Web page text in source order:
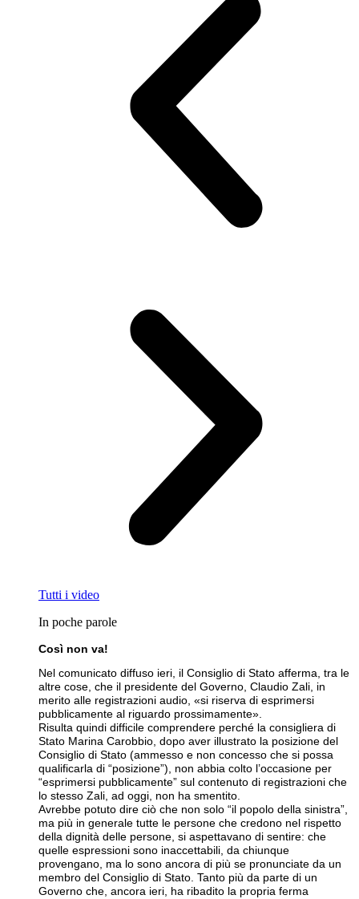
Tutti i video
In poche parole
Così non va!
Nel comunicato diffuso ieri, il Consiglio di Stato afferma, tra le
altre cose, che il presidente del Governo, Claudio Zali, in
merito alle registrazioni audio, «si riserva di esprimersi
pubblicamente al riguardo prossimamente».
Risulta quindi difficile comprendere perché la consigliera di
Stato Marina Carobbio, dopo aver illustrato la posizione del
Consiglio di Stato (ammesso e non concesso che si possa
qualificarla di “posizione”), non abbia colto l’occasione per
“esprimersi pubblicamente” sul contenuto di registrazioni che
lo stesso Zali, ad oggi, non ha smentito.
Avrebbe potuto dire ciò che non solo “il popolo della sinistra”,
ma più in generale tutte le persone che credono nel rispetto
della dignità delle persone, si aspettavano di sentire: che
quelle espressioni sono inaccettabili, da chiunque
provengano, ma lo sono ancora di più se pronunciate da un
membro del Consiglio di Stato. Tanto più da parte di un
Governo che, ancora ieri, ha ribadito la propria ferma